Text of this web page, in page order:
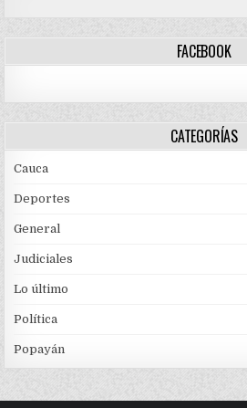
FACEBOOK
CATEGORÍAS
Cauca
Deportes
General
Judiciales
Lo último
Política
Popayán